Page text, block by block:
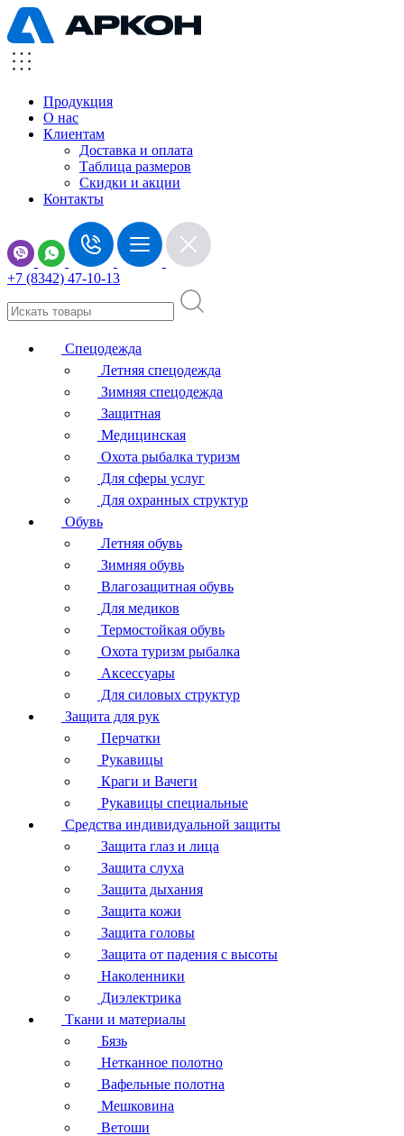
Продукция
О нас
Клиентам
Доставка и оплата
Таблица размеров
Скидки и акции
Контакты
+7 (8342) 47-10-13
Спецодежда
Летняя спецодежда
Зимняя спецодежда
Защитная
Медицинская
Охота рыбалка туризм
Для сферы услуг
Для охранных структур
Обувь
Летняя обувь
Зимняя обувь
Влагозащитная обувь
Для медиков
Термостойкая обувь
Охота туризм рыбалка
Аксессуары
Для силовых структур
Защита для рук
Перчатки
Рукавицы
Краги и Вачеги
Рукавицы специальные
Средства индивидуальной защиты
Защита глаз и лица
Защита слуха
Защита дыхания
Защита кожи
Защита головы
Защита от падения с высоты
Наколенники
Диэлектрика
Ткани и материалы
Бязь
Нетканное полотно
Вафельные полотна
Мешковина
Ветоши